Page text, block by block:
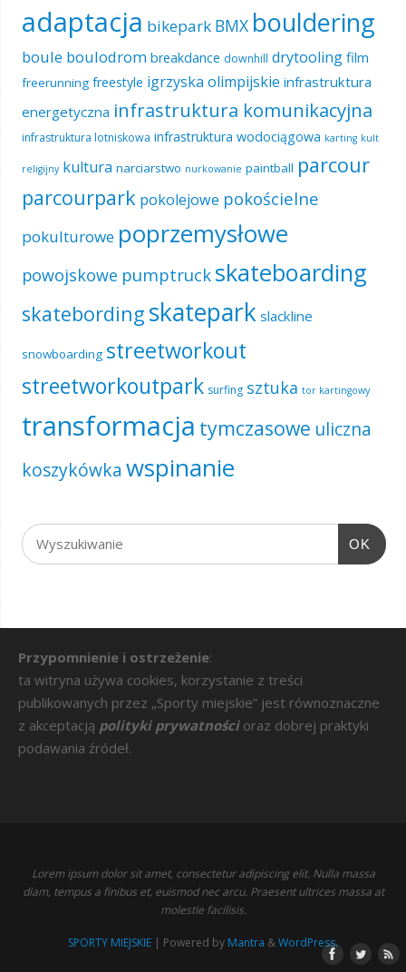
adaptacja bikepark BMX bouldering
boule boulodrom breakdance downhill drytooling film
freerunning freestyle igrzyska olimpijskie infrastruktura
energetyczna infrastruktura komunikacyjna
infrastruktura lotniskowa infrastruktura wodociągowa karting kult
religijny kultura narciarstwo nurkowanie paintball parcour
parcourpark pokolejowe pokościelne
pokulturowe poprzemysłowe
powojskowe pumptruck skateboarding
skatebording skatepark slackline
snowboarding streetworkout
streetworkoutpark surfing sztuka tor kartingowy
transformacja tymczasowe uliczna
koszykówka wspinanie
OK
Przypomnienie i ostrzeżenie:
ta witryna używa cookies, korzystanie z treści
publikowanych przez „Sporty miejskie” jest równoznaczne
z akceptacją polityki prywatności oraz dobrej praktyki
podawania źródeł.
Lorem ipsum dolor sit amet, consectetur adipiscing elit. Nulla massa
diam, tempus a finibus et, euismod nec arcu. Praesent ultrices massa at
molestie facilisis.
SPORTY MIEJSKIE | Powered by Mantra &WordPress.